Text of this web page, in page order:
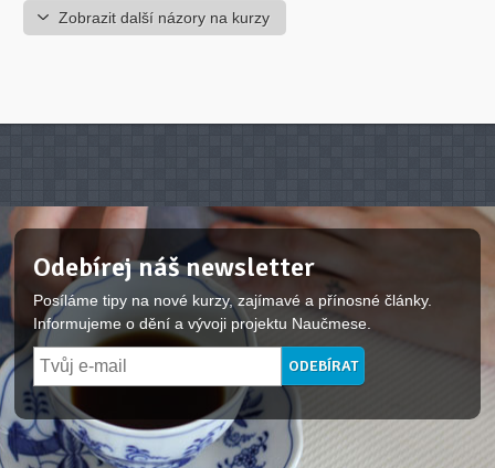
Zobrazit další názory na kurzy
Odebírej náš newsletter
Posíláme tipy na nové kurzy, zajímavé a přínosné články.
Informujeme o dění a vývoji projektu Naučmese.